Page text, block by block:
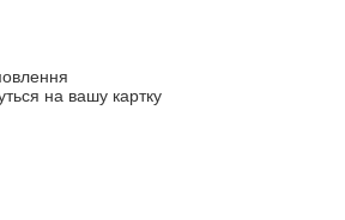
на вашу картку